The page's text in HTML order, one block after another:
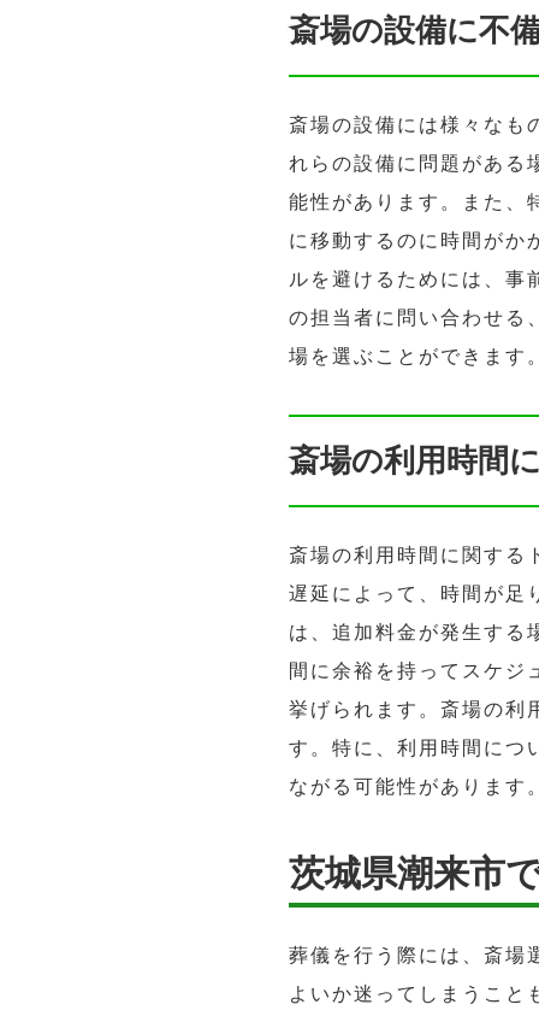
斎場の設備に不
斎場の設備には様々なも
れらの設備に問題がある
能性があります。また、
に移動するのに時間がか
ルを避けるためには、事
の担当者に問い合わせる
場を選ぶことができます
斎場の利用時間
斎場の利用時間に関する
遅延によって、時間が足
は、追加料金が発生する
間に余裕を持ってスケジ
挙げられます。斎場の利
す。特に、利用時間につ
ながる可能性があります
茨城県潮来市
葬儀を行う際には、斎場
よいか迷ってしまうこと